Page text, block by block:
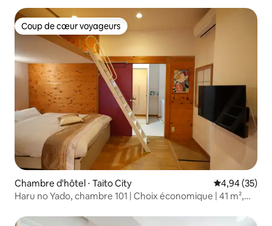
Coup de cœur voyageurs
Coup de cœur voyageurs
Chambre d'hôtel ⋅ Taito City Évaluation
4,94 (35)
Haru no Yado, chambre 101 | Choix économique | 41 m²,
Shingocho, d'Asakusa et d'Ueno